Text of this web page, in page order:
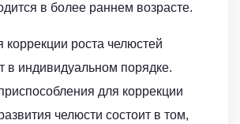
в более раннем возрасте.
коррекции роста челюстей
в индивидуальном порядке.
для коррекции
челюсти состоит в том,